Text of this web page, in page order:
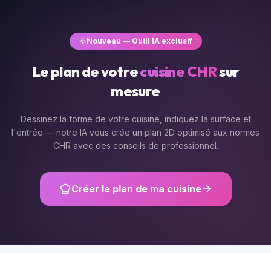
Nouveau — Outil IA exclusif
Le plan de votrecuisine CHRsur
mesure
Dessinez la forme de votre cuisine, indiquez la surface et
l'entrée — notre IA vous crée un plan 2D optimisé aux normes
CHR avec des conseils de professionnel.
Créer le plan de ma cuisine